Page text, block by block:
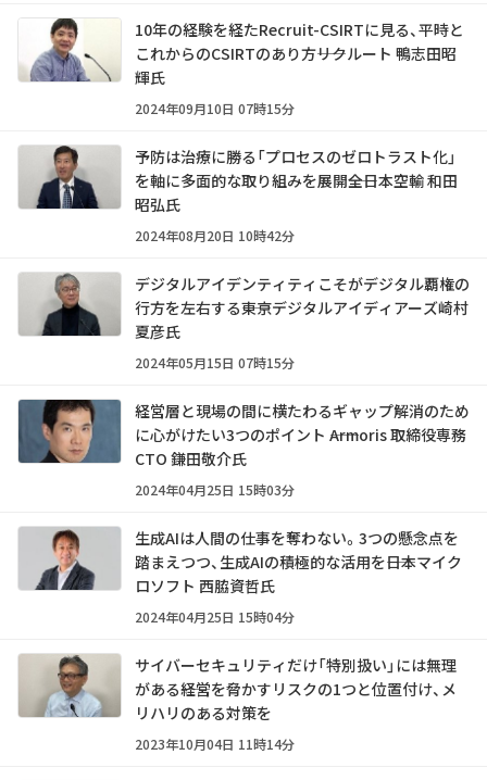
10年の経験を経たRecruit-CSIRTに見る、平時と
これからのCSIRTのあり方――リクルート 鴨志田昭
輝氏
2024年09月10日 07時15分
予防は治療に勝る「プロセスのゼロトラスト化」
を軸に多面的な取り組みを展開――全日本空輸 和田
昭弘氏
2024年08月20日 10時42分
デジタルアイデンティティこそがデジタル覇権の
行方を左右する――東京デジタルアイディアーズ崎村
夏彦氏
2024年05月15日 07時15分
経営層と現場の間に横たわるギャップ解消のため
に心がけたい3つのポイント ――Armoris 取締役専務
CTO 鎌田敬介氏
2024年04月25日 15時03分
生成AIは人間の仕事を奪わない。3つの懸念点を
踏まえつつ、生成AIの積極的な活用を――日本マイク
ロソフト 西脇資哲氏
2024年04月25日 15時04分
サイバーセキュリティだけ「特別扱い」には無理
がある――経営を脅かすリスクの1つと位置付け、メ
リハリのある対策を
2023年10月04日 11時14分